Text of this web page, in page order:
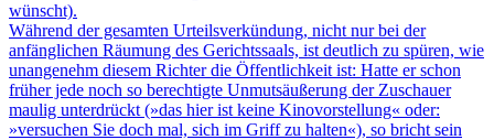
wünscht).
Während der gesamten Urteilsverkündung, nicht nur bei der
anfänglichen Räumung des Gerichtssaals, ist deutlich zu spüren, wie
unangenehm diesem Richter die Öffentlichkeit ist: Hatte er schon
früher jede noch so berechtigte Unmutsäußerung der Zuschauer
maulig unterdrückt (»das hier ist keine Kinovorstellung« oder:
»versuchen Sie doch mal, sich im Griff zu halten«), so bricht sein